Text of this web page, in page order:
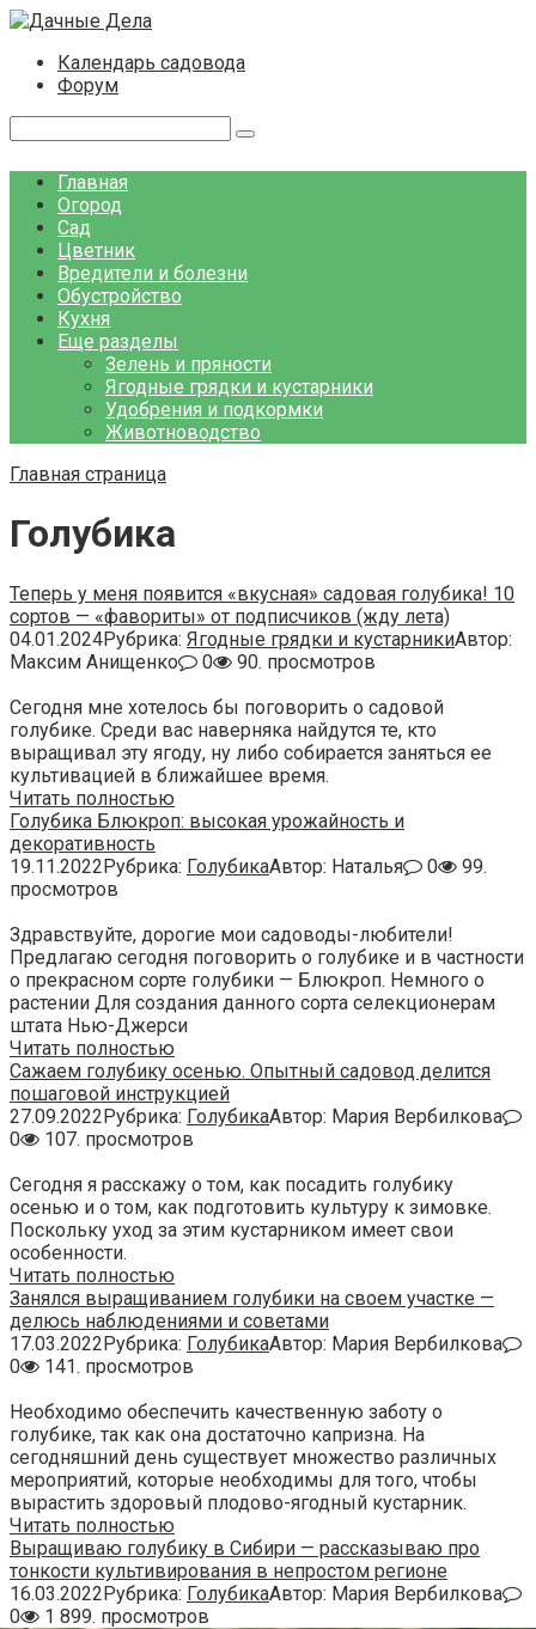
Перейти
контентуКалендарь садовода
Форум
Главная
Огород
Сад
Цветник
Вредители и болезни
Обустройство
Кухня
Еще разделы
Зелень и пряности
Ягодные грядки и кустарники
Удобрения и подкормки
Животноводство
Главная страница
Голубика
Теперь у меня появится «вкусная» садовая голубика! 10
сортов — «фавориты» от подписчиков (жду лета)
04.01.2024Рубрика: Ягодные грядки и кустарникиАвтор:
Максим Анищенко
0
90. просмотров
Сегодня мне хотелось бы поговорить о садовой
голубике. Среди вас наверняка найдутся те, кто
выращивал эту ягоду, ну либо собирается заняться ее
культивацией в ближайшее время.
Читать полностью
Голубика Блюкроп: высокая урожайность и
декоративность
19.11.2022Рубрика: ГолубикаАвтор: Наталья 0
99.
просмотров
Здравствуйте, дорогие мои садоводы-любители!
Предлагаю сегодня поговорить о голубике и в частности
о прекрасном сорте голубики — Блюкроп. Немного о
растении Для создания данного сорта селекционерам
штата Нью-Джерси
Читать полностью
Сажаем голубику осенью. Опытный садовод делится
пошаговой инструкцией
27.09.2022Рубрика: ГолубикаАвтор: Мария Вербилкова
0
107. просмотров
Сегодня я расскажу о том, как посадить голубику
осенью и о том, как подготовить культуру к зимовке.
Поскольку уход за этим кустарником имеет свои
особенности.
Читать полностью
Занялся выращиванием голубики на своем участке —
делюсь наблюдениями и советами
17.03.2022Рубрика: ГолубикаАвтор: Мария Вербилкова
0
141. просмотров
Необходимо обеспечить качественную заботу о
голубике, так как она достаточно капризна. На
сегодняшний день существует множество различных
мероприятий, которые необходимы для того, чтобы
вырастить здоровый плодово-ягодный кустарник.
Читать полностью
Выращиваю голубику в Сибири — рассказываю про
тонкости культивирования в непростом регионе
16.03.2022Рубрика: ГолубикаАвтор: Мария Вербилкова
0
1 899. просмотров